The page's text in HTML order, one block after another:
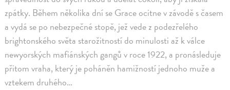
zpátky. Během několika dní se Grace ocitne v závodě s časem
a vydá se po nebezpečné stopě, jež vede z podezřelého
brightonského světa starožitností do minulosti až k válce
newyorských mafiánských gangů v roce 1922, a pronásleduje
přitom vraha, který je poháněn hamižností jednoho muže a
vztekem druhého…